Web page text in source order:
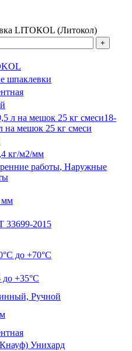
LITOКOL (Литокол)
шпаклевки
л на мешок 25 кг смеси18-
на мешок 25 кг смеси
кг/м2/мм
работы, Наружные
мм
33699-2015
до +70°C
до +35°C
Ручной